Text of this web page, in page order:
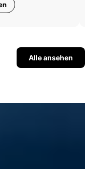
Alle ansehen